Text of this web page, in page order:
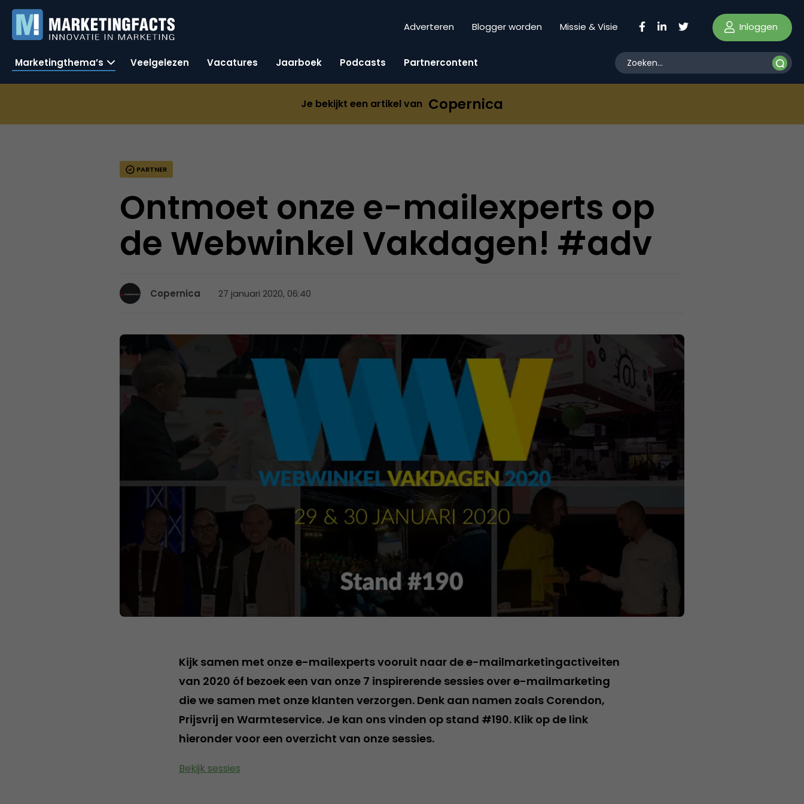
Adverteren Blogger worden Missie & Visie Inloggen
Marketingthema’s Veelgelezen Vacatures Jaarboek Podcasts Partnercontent
Je bekijkt een artikel van Copernica
PARTNER
Ontmoet onze e-mailexperts op
de Webwinkel Vakdagen! #adv
Copernica 27 januari 2020, 06:40
Kijk samen met onze e-mailexperts vooruit naar de e-mailmarketingactiveiten
van 2020 óf bezoek een van onze 7 inspirerende sessies over e-mailmarketing
die we samen met onze klanten verzorgen. Denk aan namen zoals Corendon,
Prijsvrij en Warmteservice. Je kan ons vinden op stand #190. Klik op de link
hieronder voor een overzicht van onze sessies.
Bekijk sessies